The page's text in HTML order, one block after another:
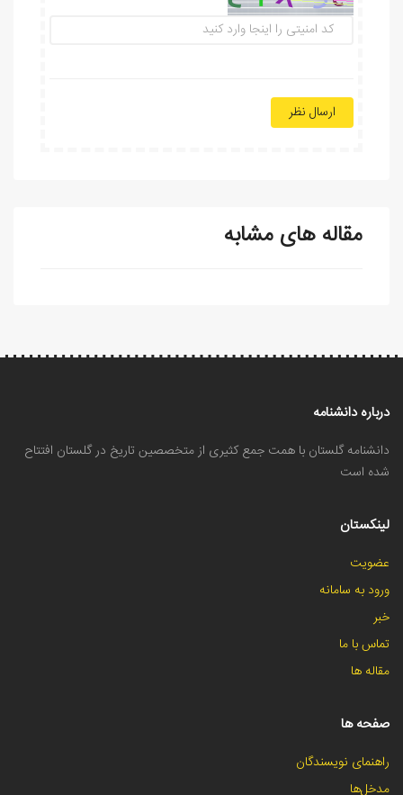
ارسال نظر
مقاله های مشابه
درباره دانشنامه
دانشنامه گلستان با همت جمع کثیری از متخصصین تاریخ در گلستان افتتاح
شده است
لینکستان
عضویت
ورود به سامانه
خبر
تماس با ما
مقاله ها
صفحه ها
راهنمای نویسندگان
مدخل‌ها